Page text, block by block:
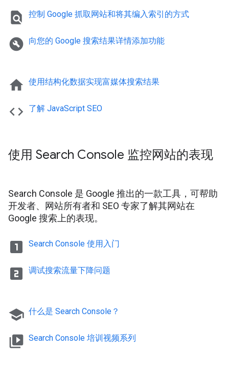
find_in_page 控制 Google 抓取网站和将其编入索引的方式
build_circle 向您的 Google 搜索结果详情添加功能
home 使用结构化数据实现富媒体搜索结果
code 了解 JavaScript SEO
使用 Search Console 监控网站的表现
Search Console 是 Google 推出的一款工具，可帮助
开发者、网站所有者和 SEO 专家了解其网站在
Google 搜索上的表现。
looks_one Search Console 使用入门
looks_two 调试搜索流量下降问题
school 什么是 Search Console？
video_library Search Console 培训视频系列